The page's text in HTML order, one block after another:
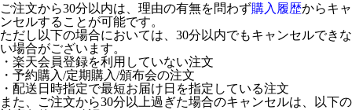
ご注文から30分以内は、理由の有無を問わず購入履歴からキャ
ンセルすることが可能です。
ただし以下の場合においては、30分以内でもキャンセルできな
い場合がございます。
・楽天会員登録を利用していない注文
・予約購入/定期購入/頒布会の注文
・配送日時指定で最短お届け日を指定している注文
また、ご注文から30分以上過ぎた場合のキャンセルは、以下の